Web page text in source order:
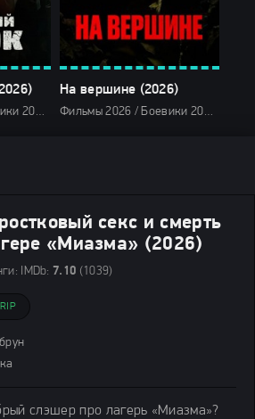
Фильмы 2026 / Боевики 2026 / Драмы 2026 / Криминальные фильмы 2026 / Триллеры 2026 / Детективы 2026 / Зарубежные фильмы 2026 / Фильмы января 2026 / Последние фильмы 2026 / Новинки кино 2026 / Популярные фильмы / Смотреть фильмы онлайн
На вершине (2026)
Фильмы 2026 / Боевики 2026 / Триллеры 2026 / Фильмы апреля 2026 / Последние фильмы 2026 / Новинки кино 2026 / Зарубежные фильмы 2026 / Фильмы 4K / Фильмы весны 2026 / Популярные фильмы / Смотреть фильмы онлайн
секс и смерть
«Миазма» (2026)
IMDb: 7.10 (1039)
слэшер про лагерь «Миазма»?